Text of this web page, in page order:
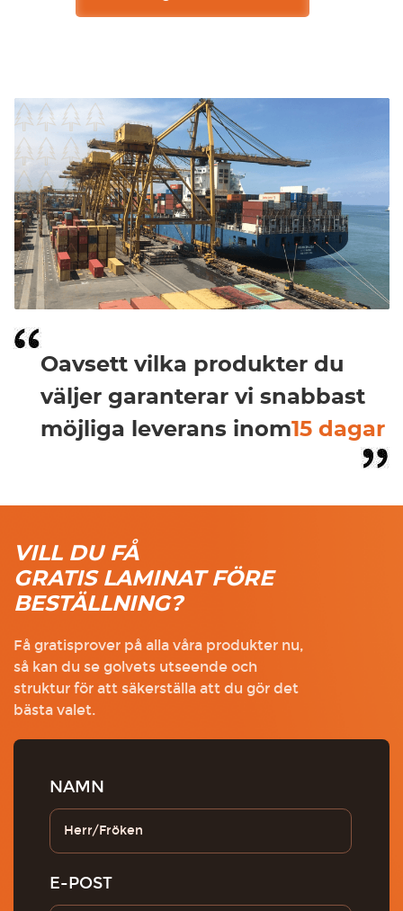
Oavsett vilka produkter du
väljer garanterar vi snabbast
möjliga leverans inom15 dagar
VILL DU FÅ
GRATIS LAMINAT FÖRE
BESTÄLLNING?
Få gratisprover på alla våra produkter nu,
så kan du se golvets utseende och
struktur för att säkerställa att du gör det
bästa valet.
NAMN
E-POST